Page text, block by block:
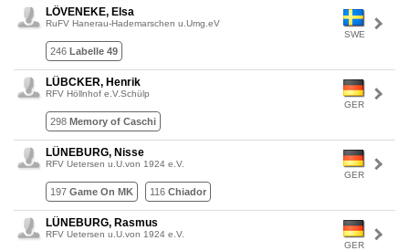
SWE
LÖVENEKE, Elsa
RuFV Hanerau-Hademarschen u.Umg.eV
246 Labelle 49
GER
LÜBCKER, Henrik
RFV Höllnhof e.V.Schülp
298 Memory of Caschi
GER
LÜNEBURG, Nisse
RFV Uetersen u.U.von 1924 e.V.
197 Game On MK 116 Chiador
GER
LÜNEBURG, Rasmus
RFV Uetersen u.U.von 1924 e.V.